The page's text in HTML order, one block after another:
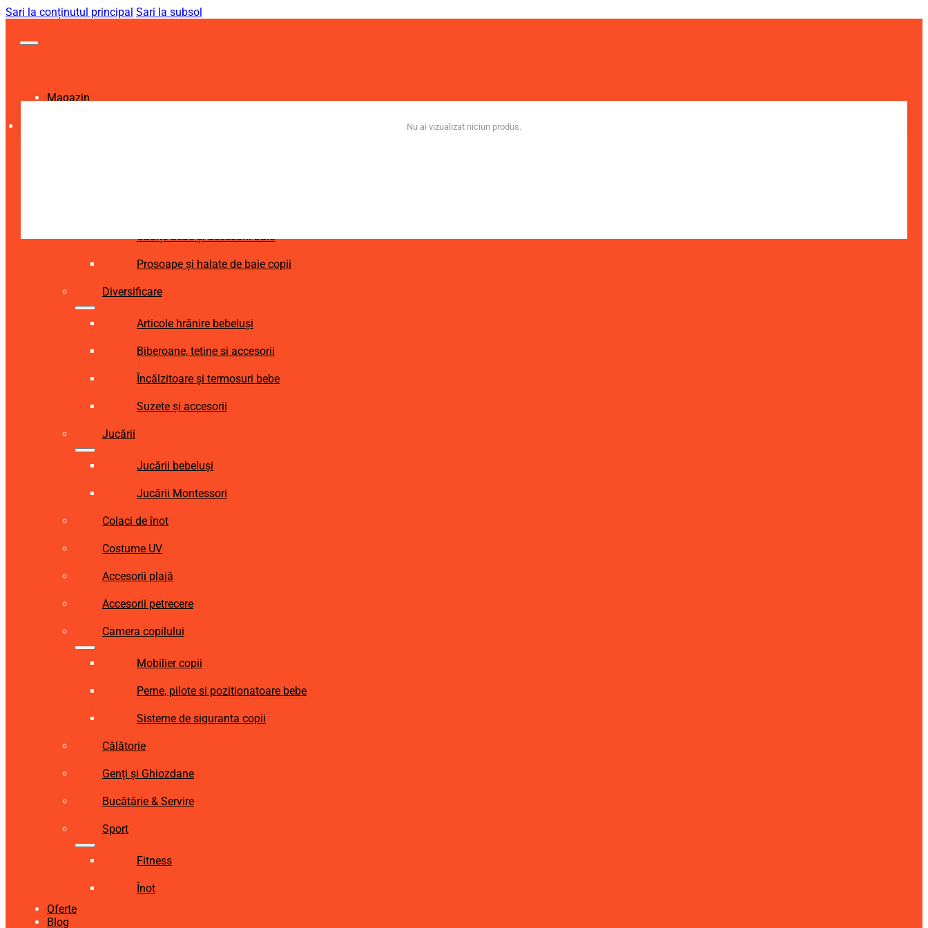
Sari la conținutul principal Sari la subsol
Magazin
Cădițe bebe și accesorii baie
Prosoape și halate de baie copii
Diversificare
Articole hrănire bebeluși
Biberoane, tetine si accesorii
Încălzitoare și termosuri bebe
Suzete și accesorii
Jucării
Jucării bebeluși
Jucării Montessori
Colaci de înot
Costume UV
Accesorii plajă
Accesorii petrecere
Camera copilului
Mobilier copii
Perne, pilote si pozitionatoare bebe
Sisteme de siguranta copii
Călătorie
Genți și Ghiozdane
Bucătărie & Servire
Sport
Fitness
Înot
Oferte
Blog
Nu ai vizualizat niciun produs.